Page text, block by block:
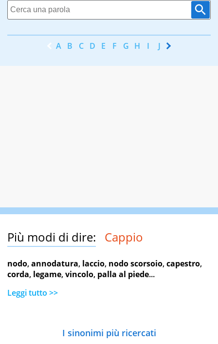
A B C D E F G H I J K
Più modi di dire: Cappio
nodo,annodatura, laccio, nodo scorsoio,capestro,
corda, legame,vincolo, palla al piede...
Leggi tutto >>
I sinonimi più ricercati